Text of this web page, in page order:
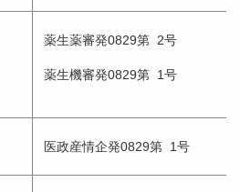
薬生薬審発0829第 2号
薬生機審発0829第 1号
医政産情企発0829第 1号